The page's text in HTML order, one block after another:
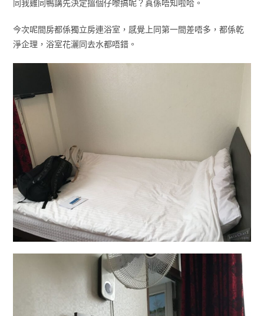
同我雞同鴨講先決定搵個仔嚟搞呢？真係唔知啦哈。
今次呢間房都係獨立房連浴室，感覺上同第一間差唔多，都係乾
淨企理，浴室花灑同去水都唔錯。